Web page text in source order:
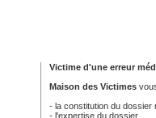
Victime d'une erreur
Maison des Victimes
- la constitution du dossier
- l'expertise du dossier